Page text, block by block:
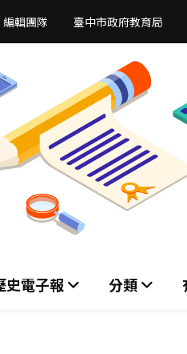
編輯團隊 臺中市政府教育局
史電子報 分類